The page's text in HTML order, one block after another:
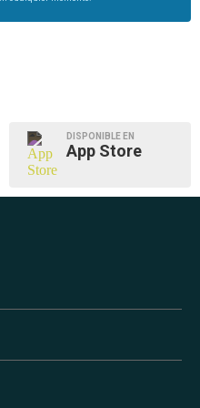
DISPONIBLE EN
App Store